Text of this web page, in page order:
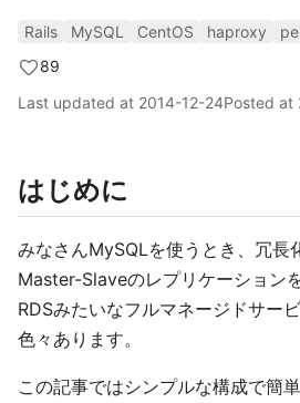
Rails MySQL CentOS haproxy
89
Last updated at 2014-12-24Posted at
はじめに
みなさんMySQLを使うとき、冗長
Master-Slaveのレプリケーション
RDSみたいなフルマネージドサー
色々あります。
この記事ではシンプルな構成で簡